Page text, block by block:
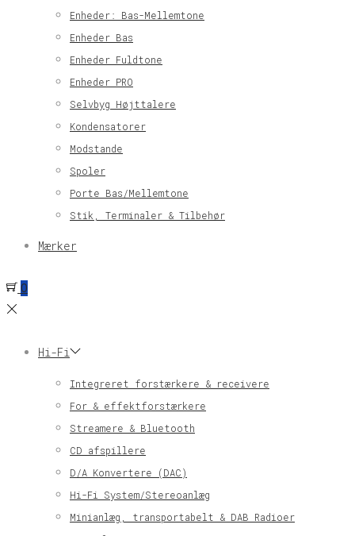
Enheder: Bas-Mellemtone
Enheder Bas
Enheder Fuldtone
Enheder PRO
Selvbyg Højttalere
Kondensatorer
Modstande
Spoler
Porte Bas/Mellemtone
Stik, Terminaler & Tilbehør
Mærker
0
Hi-Fi
Integreret forstærkere & receivere
For & effektforstærkere
Streamere & Bluetooth
CD afspillere
D/A Konvertere (DAC)
Hi-Fi System/Stereoanlæg
Minianlæg, transportabelt & DAB Radioer